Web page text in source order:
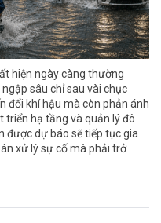
hiện ngày càng thường
sâu chỉ sau vài chục
đổi khí hậu mà còn phản ánh
triển hạ tầng và quản lý đô
được dự báo sẽ tiếp tục gia
xử lý sự cố mà phải trở